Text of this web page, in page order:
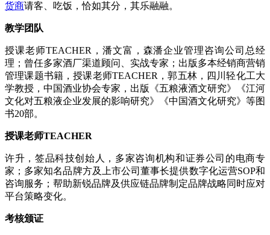
货商请客、吃饭，恰如其分，其乐融融。
教学团队
授课老师TEACHER，潘文富，森潘企业管理咨询公司总经
理；曾任多家酒厂渠道顾问、实战专家；出版多本经销商营销
管理课题书籍，授课老师TEACHER，郭五林，四川轻化工大
学教授，中国酒业协会专家，出版《五粮液酒文研究》《江河
文化对五粮液企业发展的影响研究》《中国酒文化研究》等图
书20部。
授课老师TEACHER
许升，签品科技创始人，多家咨询机构和证券公司的电商专
家；多家知名品牌方及上市公司董事长提供数字化运营SOP和
咨询服务；帮助新锐品牌及供应链品牌制定品牌战略同时应对
平台策略变化。
考核颁证